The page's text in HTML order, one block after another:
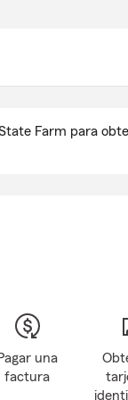
Farm para
una
factura